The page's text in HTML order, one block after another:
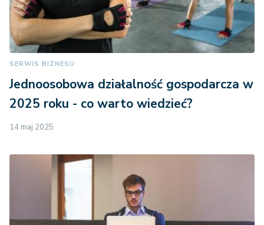
SERWIS BIZNESU
Jednoosobowa działalność gospodarcza w
2025 roku - co warto wiedzieć?
14 maj 2025